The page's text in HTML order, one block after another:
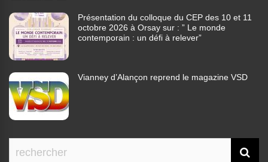
Présentation du colloque du CEP des 10 et 11
octobre 2026 à Orsay sur : ” Le monde
contemporain : un défi à relever”
Vianney d’Alançon reprend le magazine VSD